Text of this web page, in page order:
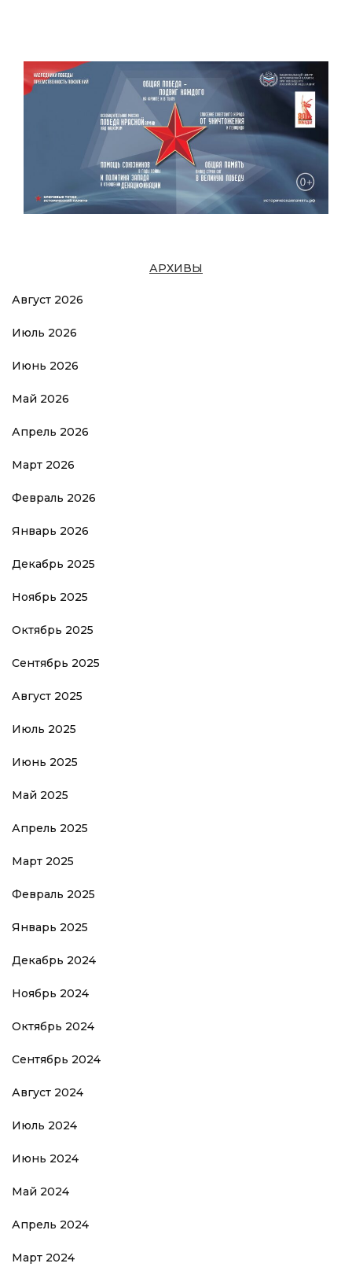
АРХИВЫ
Август 2026
Июль 2026
Июнь 2026
Май 2026
Апрель 2026
Март 2026
Февраль 2026
Январь 2026
Декабрь 2025
Ноябрь 2025
Октябрь 2025
Сентябрь 2025
Август 2025
Июль 2025
Июнь 2025
Май 2025
Апрель 2025
Март 2025
Февраль 2025
Январь 2025
Декабрь 2024
Ноябрь 2024
Октябрь 2024
Сентябрь 2024
Август 2024
Июль 2024
Июнь 2024
Май 2024
Апрель 2024
Март 2024